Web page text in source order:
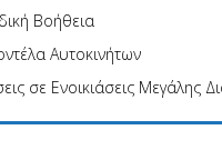
Βοήθεια
Αυτοκινήτων
σε Ενοικιάσεις Μεγάλης